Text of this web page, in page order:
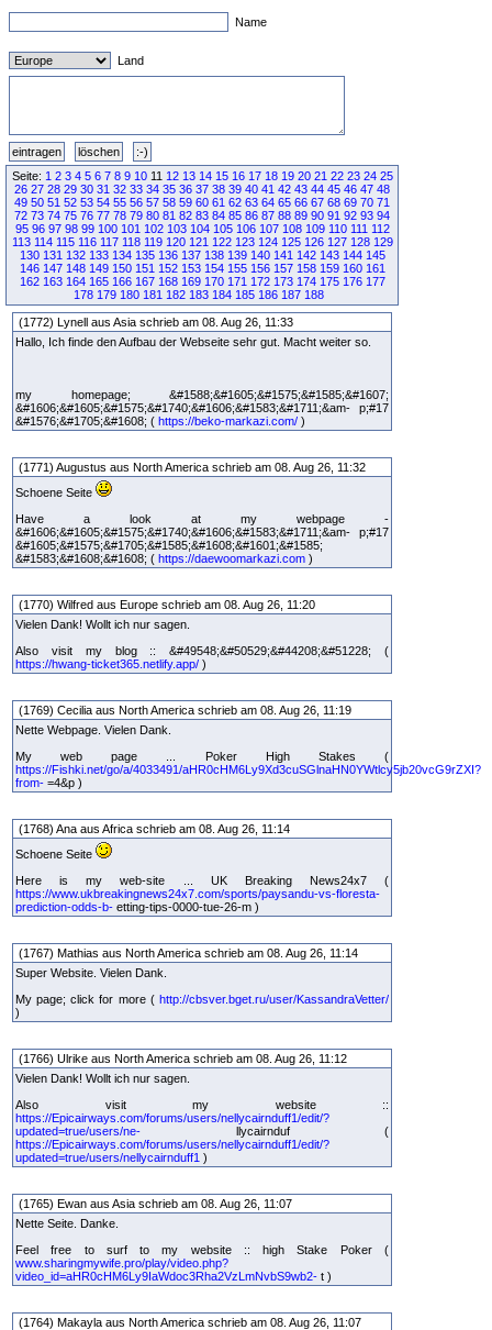
Name
Land
Seite: 1 2 3 4 5 6 7 8 9 1011 12 13 14 15 16 17 18 19 20 21 22 23 24 25
26 27 28 29 30 31 32 33 34 35 36 37 38 39 40 41 42 43 44 45 46 47 48
49 50 51 52 53 54 55 56 57 58 59 60 61 62 63 64 65 66 67 68 69 70 71
72 73 74 75 76 77 78 79 80 81 82 83 84 85 86 87 88 89 90 91 92 93 94
95 96 97 98 99 100 101 102 103 104 105 106 107 108 109 110 111 112
113 114 115 116 117 118 119 120 121 122 123 124 125 126 127 128 129
130 131 132 133 134 135 136 137 138 139 140 141 142 143 144 145
146 147 148 149 150 151 152 153 154 155 156 157 158 159 160 161
162 163 164 165 166 167 168 169 170 171 172 173 174 175 176 177
178 179 180 181 182 183 184 185 186 187 188
(1772) Lynell aus Asia schrieb am 08. Aug 26, 11:33
Hallo, Ich finde den Aufbau der Webseite sehr gut. Macht weiter so.
my homepage; &#1588;&#1605;&#1575;&#1585;&#1607;
&#1606;&#1605;&#1575;&#1740;&#1606;&#1583;&#1711;&am- p;#17
&#1576;&#1705;&#1608; ( https://beko-markazi.com/ )
(1771) Augustus aus North America schrieb am 08. Aug 26, 11:32
Schoene Seite
Have a look at my webpage -
&#1606;&#1605;&#1575;&#1740;&#1606;&#1583;&#1711;&am- p;#17
&#1605;&#1575;&#1705;&#1585;&#1608;&#1601;&#1585;
&#1583;&#1608;&#1608; ( https://daewoomarkazi.com )
(1770) Wilfred aus Europe schrieb am 08. Aug 26, 11:20
Vielen Dank! Wollt ich nur sagen.
Also visit my blog :: &#49548;&#50529;&#44208;&#51228; (
https://hwang-ticket365.netlify.app/ )
(1769) Cecilia aus North America schrieb am 08. Aug 26, 11:19
Nette Webpage. Vielen Dank.
My web page ... Poker High Stakes (
https://Fishki.net/go/a/4033491/aHR0cHM6Ly9Xd3cuSGlnaHN0YWtlcy5jb20vcG9rZXI?
from- =4&p )
(1768) Ana aus Africa schrieb am 08. Aug 26, 11:14
Schoene Seite
Here is my web-site ... UK Breaking News24x7 (
https://www.ukbreakingnews24x7.com/sports/paysandu-vs-floresta-
prediction-odds-b- etting-tips-0000-tue-26-m )
(1767) Mathias aus North America schrieb am 08. Aug 26, 11:14
Super Website. Vielen Dank.
My page; click for more ( http://cbsver.bget.ru/user/KassandraVetter/
)
(1766) Ulrike aus North America schrieb am 08. Aug 26, 11:12
Vielen Dank! Wollt ich nur sagen.
Also visit my website ::
https://Epicairways.com/forums/users/nellycairnduff1/edit/?
updated=true/users/ne- llycairnduf (
https://Epicairways.com/forums/users/nellycairnduff1/edit/?
updated=true/users/nellycairnduff1 )
(1765) Ewan aus Asia schrieb am 08. Aug 26, 11:07
Nette Seite. Danke.
Feel free to surf to my website :: high Stake Poker (
www.sharingmywife.pro/play/video.php?
video_id=aHR0cHM6Ly9IaWdoc3Rha2VzLmNvbS9wb2- t )
(1764) Makayla aus North America schrieb am 08. Aug 26, 11:07